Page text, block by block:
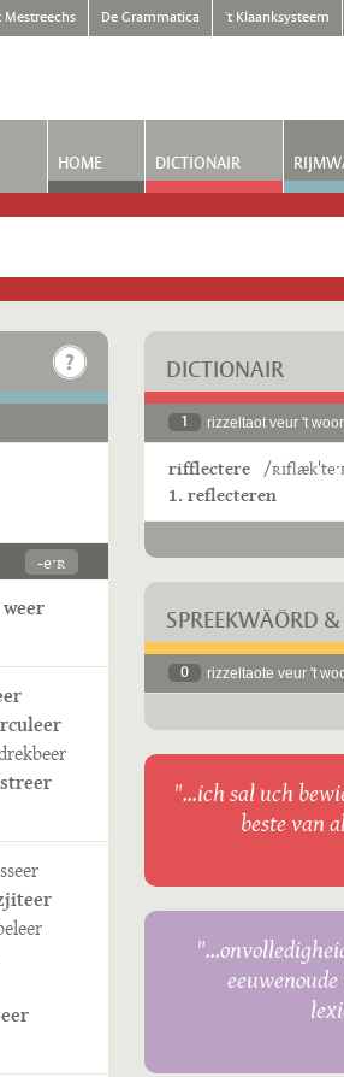
Mestreechs De Grammatica 't Klaanksysteem
HOME DICTIONAIR
-eˑʀ
weer
DICTIONAIR
1 rizzeltaot veur 't
rifflectere /
1. reflecteren
SPREEKWÄÖRD &
0 rizzeltaote veur 't
"...ich sal uch
beste van